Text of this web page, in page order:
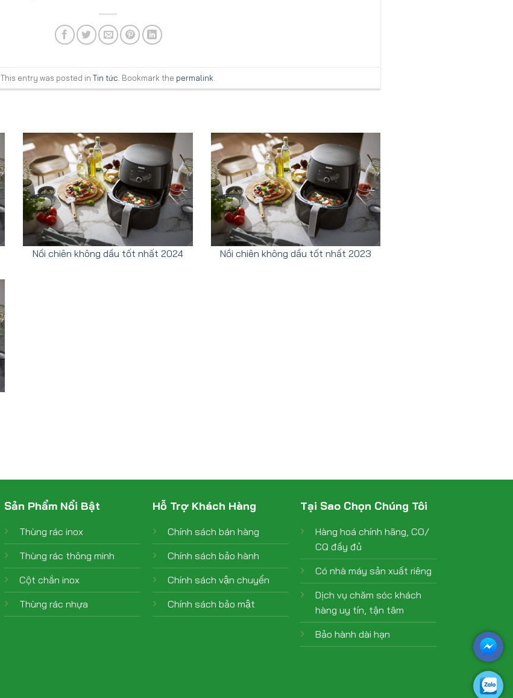
This entry was posted in Tin tức . Bookmark the permalink
Nồi chiên không dầu tốt nhất 2024 Nồi chiên không dầu tốt nhất 2023
Sản Phẩm Nổi Bật
Thùng rác inox
Thùng rác thông minh
Cột chắn inox
Thùng rác nhựa
Hỗ Trợ Khách Hàng
Chính sách bán hàng
Chính sách bảo hành
Chính sách vận chuyển
Chính sách bảo mật
Tại Sao Chọn Chúng Tôi
Hàng hoá chính hãng, CO/
CQ đầy đủ
Có nhà máy sản xuất riêng
Dịch vụ chăm sóc khách
hàng uy tín, tận tâm
Bảo hành dài hạn